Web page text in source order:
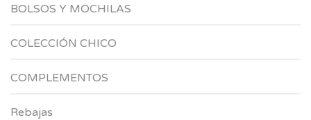
BOLSOS Y MOCHILAS
COLECCIÓN CHICO
COMPLEMENTOS
Rebajas